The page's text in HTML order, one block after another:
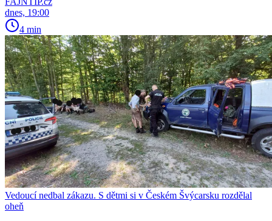
dnes, 19:00
4 min
Vedoucí nedbal zákazu. S dětmi si v Českém Švýcarsku rozdělal
oheň